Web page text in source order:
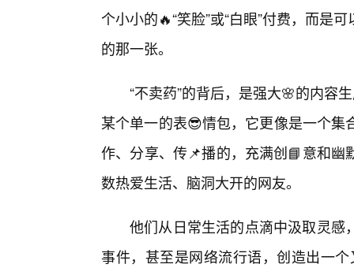
个小小的🔥“笑脸”或“白眼”付费，而是
的那一张。
“不卖药”的背后，是强大🌸的内容
某个单一的表😎情包，它更像是一个
作、分享、传📌播的，充满创📘意和
数热爱生活、脑洞大开的网友。
他们从日常生活的点滴中汲取灵感
事件，甚至是网络流行语，创造出一